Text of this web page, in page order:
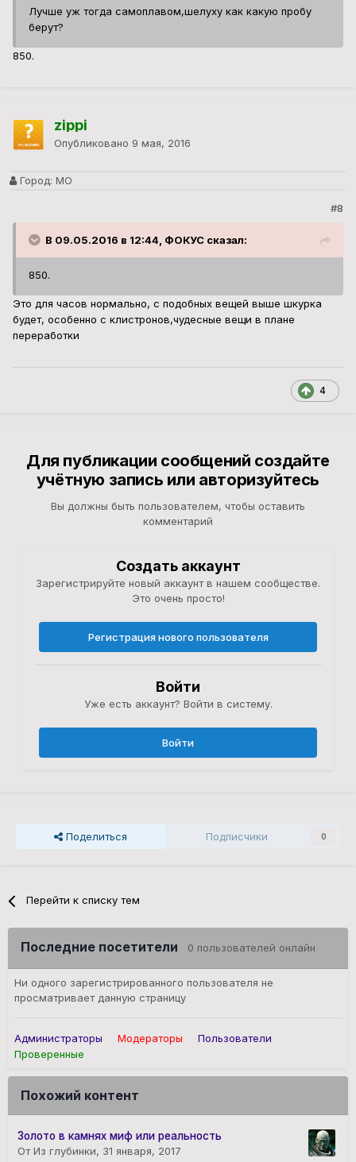
Лучше уж тогда самоплавом,шелуху как какую пробу
берут?
850.
zippi
Опубликовано 9 мая, 2016
Город: МО
#8
В 09.05.2016 в 12:44, ФОКУС сказал:
850.
Это для часов нормально, с подобных вещей выше шкурка
будет, особенно с клистронов,чудесные вещи в плане
переработки
4
Для публикации сообщений создайте
учётную запись или авторизуйтесь
Вы должны быть пользователем, чтобы оставить
комментарий
Создать аккаунт
Зарегистрируйте новый аккаунт в нашем сообществе.
Это очень просто!
Регистрация нового пользователя
Войти
Уже есть аккаунт? Войти в систему.
Войти
Поделиться Подписчики 0
Перейти к списку тем
Последние посетители 0 пользователей онлайн
Ни одного зарегистрированного пользователя не
просматривает данную страницу
Администраторы Модераторы
Пользователи
Проверенные
Похожий контент
Золото в камнях миф или реальность
От Из глубинки, 31 января, 2017